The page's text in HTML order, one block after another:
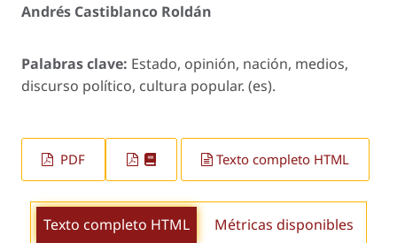
Andrés Castiblanco Roldán
Palabras clave: Estado, opinión, nación, medios,
discurso político, cultura popular. (es).
PDF Texto completo HTML
Texto completo HTML Métricas disponibles